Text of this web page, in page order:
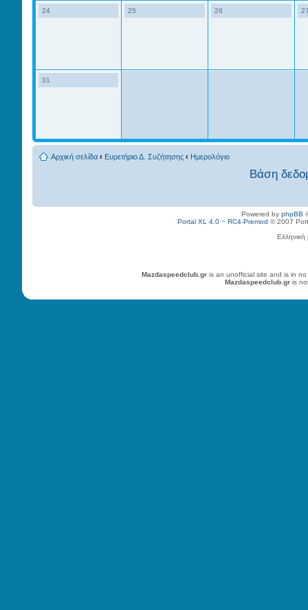
24 25 26
31
Αρχική σελίδα ‹ Ευρετήριο Δ. Συζήτησης ‹ Ημερολόγιο
Βάση
Powered by phpBB
Portal XL 4.0 ~ RC4-Premod © 2007
Mazdaspeedclub.gr is an unofficial site and is in
Mazdaspeedclub.gr is